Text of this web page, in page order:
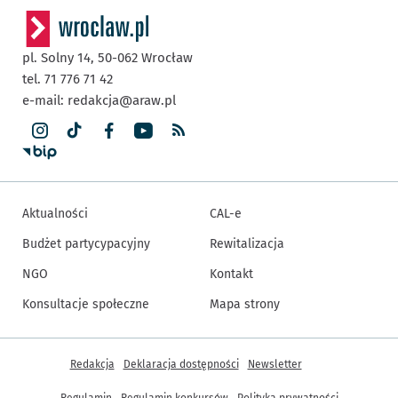
pl. Solny 14, 50-062 Wrocław
tel. 71 776 71 42
e-mail: redakcja@araw.pl
Aktualności
Budżet partycypacyjny
NGO
Konsultacje społeczne
CAL-e
Rewitalizacja
Kontakt
Mapa strony
Inne informacje
Redakcja Deklaracja dostępności Newsletter